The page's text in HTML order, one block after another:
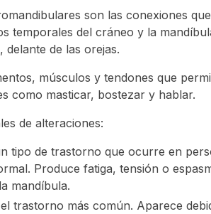
son las conexiones
temporales del cráneo y la
delante de las orejas.
músculos y tendones que
como masticar, bostezar y hablar.
de alteraciones:
tipo de trastorno que ocurre en
Produce fatiga, tensión o
mandíbula.
trastorno más común. Aparece